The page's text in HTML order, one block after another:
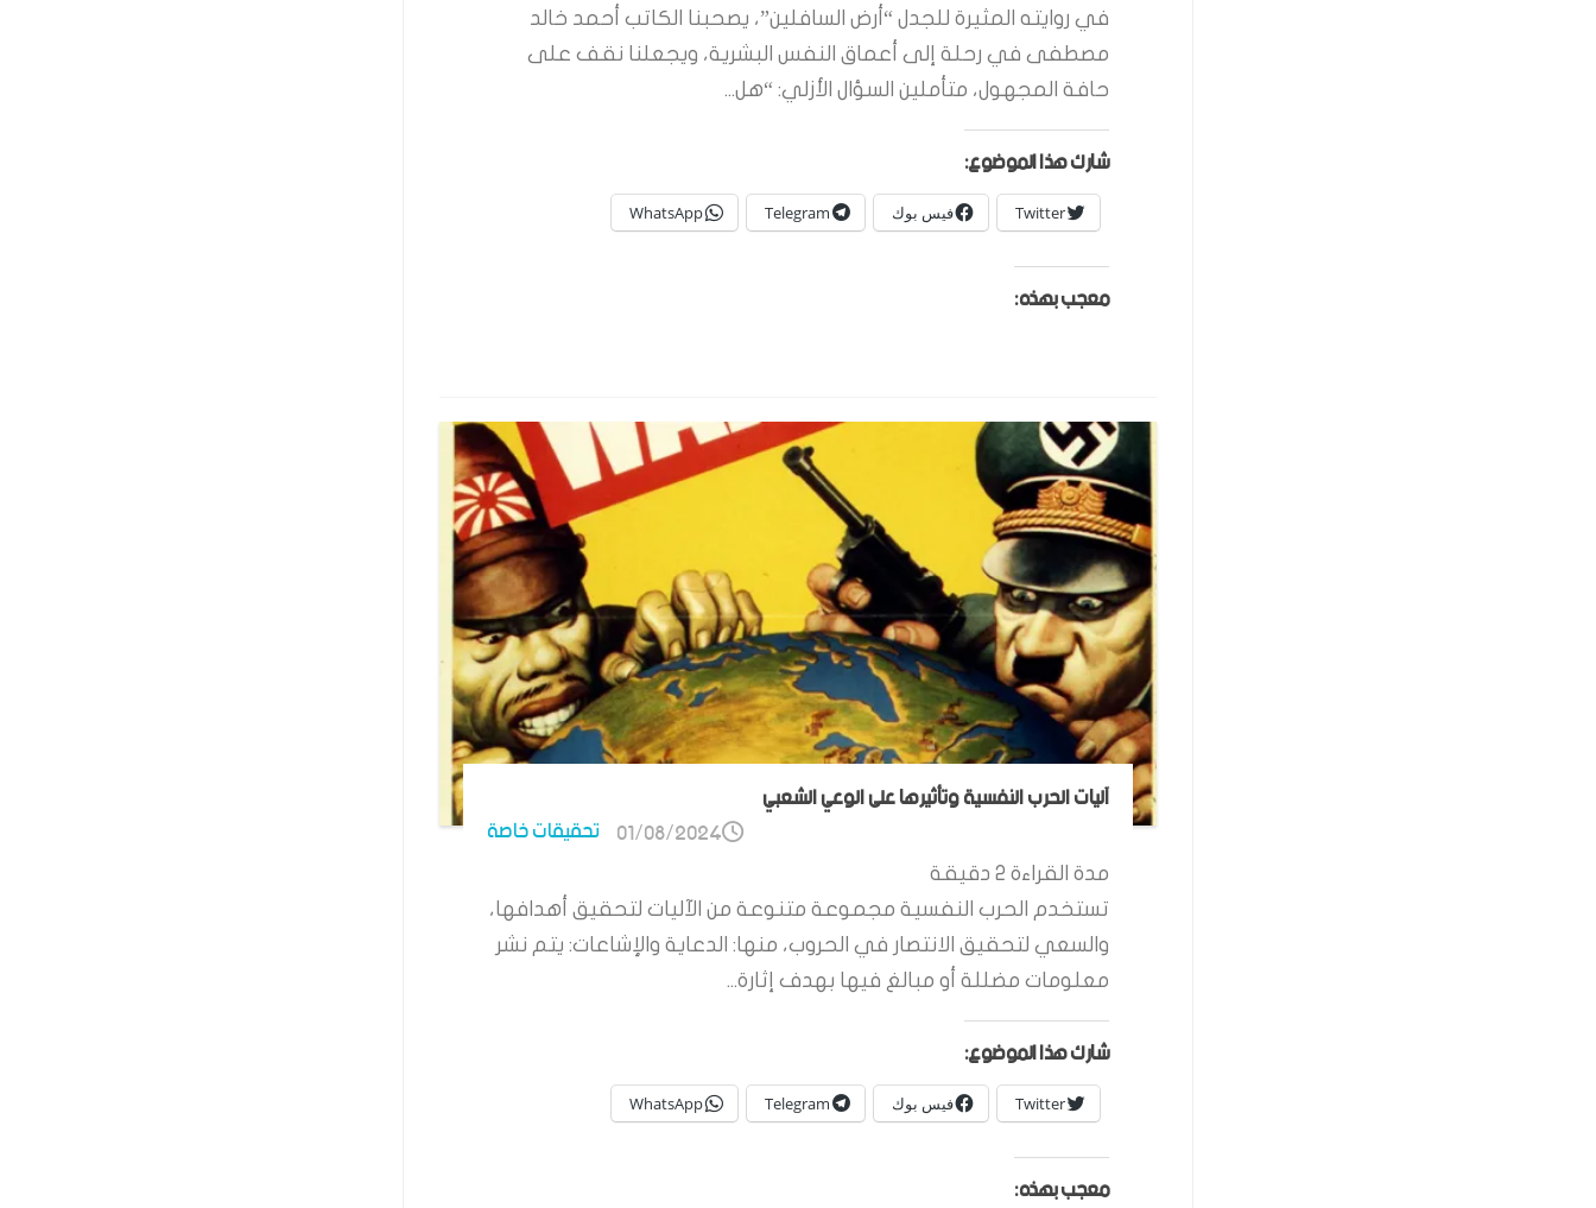
في روايته المثيرة للجدل “أرض السافلين”، يصحبنا الكاتب أحمد خالد
مصطفى في رحلة إلى أعماق النفس البشرية، ويجعلنا نقف على
حافة المجهول، متأملين السؤال الأزلي: “هل...
شارك هذا الموضوع:
Twitter فيس بوك Telegram
WhatsApp
معجب بهذه:
آليات الحرب النفسية وتأثيرها على الوعي الشعبي
تحقيقات خاصة 01/08/2024
مدة القراءة 2 دقيقة
تستخدم الحرب النفسية مجموعة متنوعة من الآليات لتحقيق أهدافها،
والسعي لتحقيق الانتصار في الحروب، منها: الدعاية والإشاعات: يتم نشر
معلومات مضللة أو مبالغ فيها بهدف إثارة...
شارك هذا الموضوع:
Twitter فيس بوك Telegram
WhatsApp
معجب بهذه: